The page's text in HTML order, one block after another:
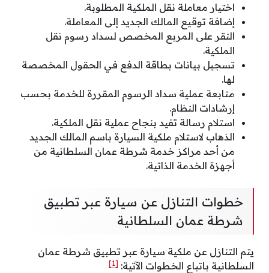
اختيار معاملة نقل الملكية المطلوبة.
إضافة توقيع المالك الجديد إلى المعاملة.
النقر على المربع المخصص لسداد رسوم نقل
الملكية.
تسجيل بيانات بطاقة الدفع في الحقول المخصصة
لها.
متابعة عملية سداد الرسوم المقررة للخدمة بحسب
إرشادات النظام.
استلام رسالة تفيد بنجاح عملية نقل الملكية.
الذهاب لاستلام ملكية السيارة باسم المالك الجديد
من أحد مراكز خدمة شرطة عمان السلطانية من
أجهزة الخدمة الذاتية.
خطوات التنازل عن سيارة عبر تطبيق
شرطة عمان السلطانية
يتم التنازل عن ملكية سيارة عبر تطبيق شرطة عمان
السلطانية باتباع الخطوات الآتية: [1]